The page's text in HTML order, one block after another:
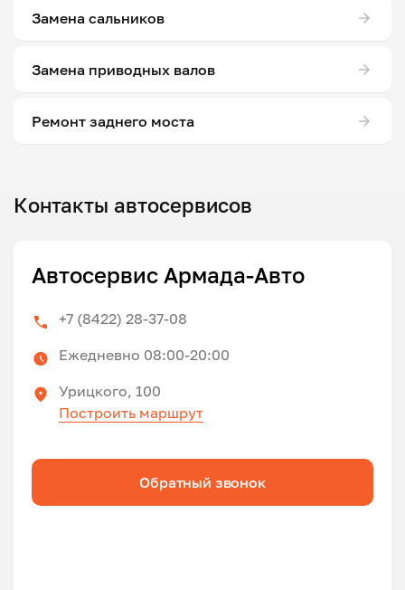
Замена сальников
Замена приводных валов
Ремонт заднего моста
Контакты автосервисов
Автосервис Армада-Авто
+7 (8422) 28-37-08
Ежедневно 08:00-20:00
Урицкого, 100
Построить маршрут
Обратный звонок